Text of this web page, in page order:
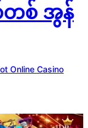
တ်တစ် အွန်
Online Casino